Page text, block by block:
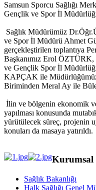
Samsun Sporcu Sağlığı
Gençlik ve Spor İl
Sağlık Müdürümüz
ve Spor İl Müdürü Ahmet
gerçekleştirilen toplantıya
Başkanımız Erol
ve Gençlik Spor İl
KAPÇAK ile
Biriminden Meral Ay ile
İlin ve bölgenin ekonomik
yapılması konusunda
yürütülecek süreç, projenin
konuları da masaya yatırıldı.
Kurumsal
Sağlık Bakanlığı
Halk Sağlığı Genel